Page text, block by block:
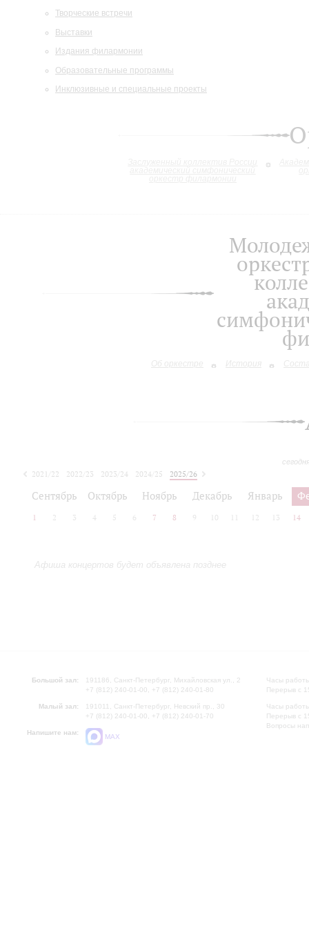
Творческие встречи
Выставки
Издания филармонии
Образовательные программы
Инклюзивные и специальные проекты
Об оркестре История
2021/22 2022/23 2023/24 2024/25
2025/26
Сентябрь Октябрь Ноябрь Декабрь Январь
1 2 3 4 5 6 7 8 9 10 12 13 14
Афиша концертов будет объявлена позднее
Большой зал:
191186, Санкт-Петербург, Михайловская ул., 2
+7 (812) 240-01-00, +7 (812) 240-01-80
Малый зал:
191011, Санкт-Петербург, Невский пр., 30
+7 (812) 240-01-00, +7 (812) 240-01-70
Напишите нам:
MAX
Часы
Перерыв с
Часы
Перерыв с
Вопросы